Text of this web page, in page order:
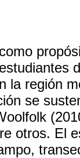
la región
se
otros. El